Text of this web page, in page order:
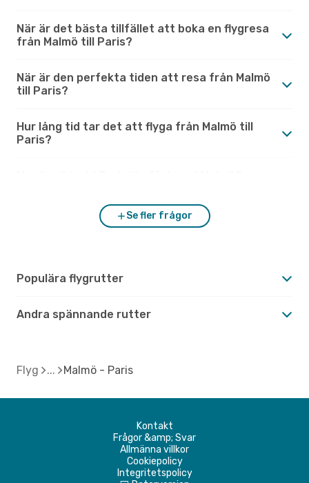
När är det bästa tillfället att boka en flygresa
från Malmö till Paris?
När är den perfekta tiden att resa från Malmö
till Paris?
Hur lång tid tar det att flyga från Malmö till
Paris?
Se fler frågor
Populära flygrutter
Andra spännande rutter
Flyg Malmö - Paris
Kontakt
Frågor &amp; Svar
Allmänna villkor
Cookiepolicy
Integritetspolicy